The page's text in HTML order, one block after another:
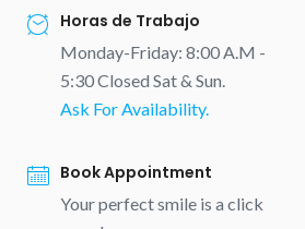
Horas de Trabajo
Monday-Friday: 8:00 A.M -
5:30 Closed Sat & Sun.
Ask For Availability.
Book Appointment
Your perfect smile is a click